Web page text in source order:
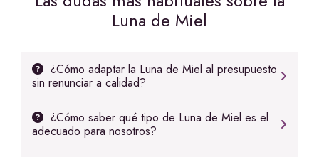
Luna de Miel
¿Cómo adaptar la Luna de Miel al presupuesto
sin renunciar a calidad?
¿Cómo saber qué tipo de Luna de Miel es el
adecuado para nosotros?